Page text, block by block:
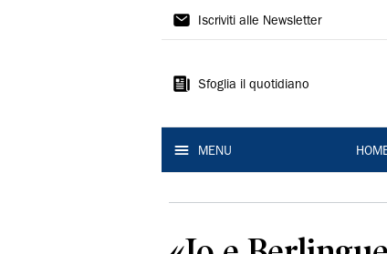
La
Ferrara
Iscriviti alle Newsletter
Sfoglia il quotidiano
MENU